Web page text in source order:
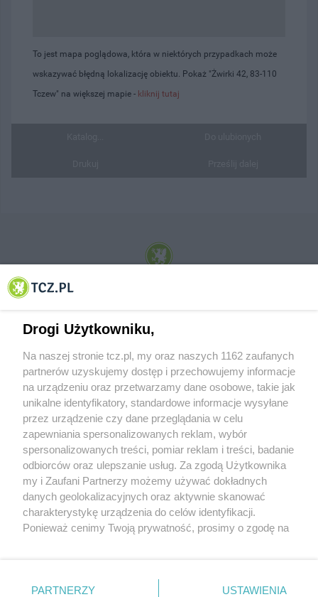
To jest mapa poglądowa, która w niektórych przypadkach może
wskazywać błędną lokalizację obiektu. Pokaż "Żwirki 42, 83-110
Tczew" na większej mapie - kliknij tutaj
© 2001-2026 Tczew - TCZ.PL Sp. z o.o. Internetowy Serwis Informacyjny Miasta
O FIRMIE POLITYKA PRYWATNOŚCI HOSTING
REKLAMA WSPÓŁPRACA RSS FACEBOOK KONTAKT
Nasze serwisy
Aktualności
Tcz24
Historia miasta
Muzyka i kultura
Archiwum wydarzeń
Zdjęcia miasta
Drogi Użytkowniku,
Na naszej stronie tcz.pl, my oraz naszych 1162 zaufanych
partnerów uzyskujemy dostęp i przechowujemy informacje
na urządzeniu oraz przetwarzamy dane osobowe, takie jak
unikalne identyfikatory, standardowe informacje wysyłane
przez urządzenie czy dane przeglądania w celu
zapewniania spersonalizowanych reklam, wybór
spersonalizowanych treści, pomiar reklam i treści, badanie
odbiorców oraz ulepszanie usług. Za zgodą Użytkownika
my i Zaufani Partnerzy możemy używać dokładnych
danych geolokalizacyjnych oraz aktywnie skanować
charakterystykę urządzenia do celów identyfikacji.
Ponieważ cenimy Twoją prywatność, prosimy o zgodę na
znajdujący się w lewym dolnym rogu strony
. Niektóre
PARTNERZY USTAWIENIA